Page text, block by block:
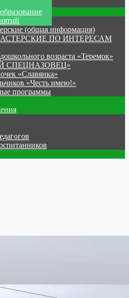
(общая информация)
ПО ИНТЕРЕСАМ
возраста «Теремок»
СПЕЦНАЗОВЕЦ»
«Славянка»
«Честь имею!»
программы